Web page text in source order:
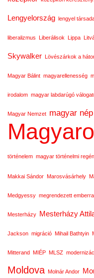
Lengyelország lengyel
liberalizmus Liberálisok Lippa
Skywalker Lövészárkok a
Magyar Bálint magyarellenesség
irodalom magyar labdarúgó
Magyar Nemzet magyar nép
történelem magyar történelmi
Makkai Sándor Marosvásárhely
Medgyessy megrendezett
Mesterházy Mesterházy
Jackson migráció Mihail Bathtyin
Mitterand MIÉP MLSZ
Moldova Molnár Andor